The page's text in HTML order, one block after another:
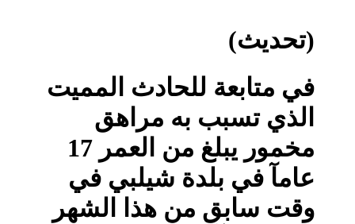
(تحديث)
في متابعة للحادث المميت
الذي تسبب به مراهق
مخمور يبلغ من العمر 17
عامآ في بلدة شيلبي في
وقت سابق من هذا الشهر